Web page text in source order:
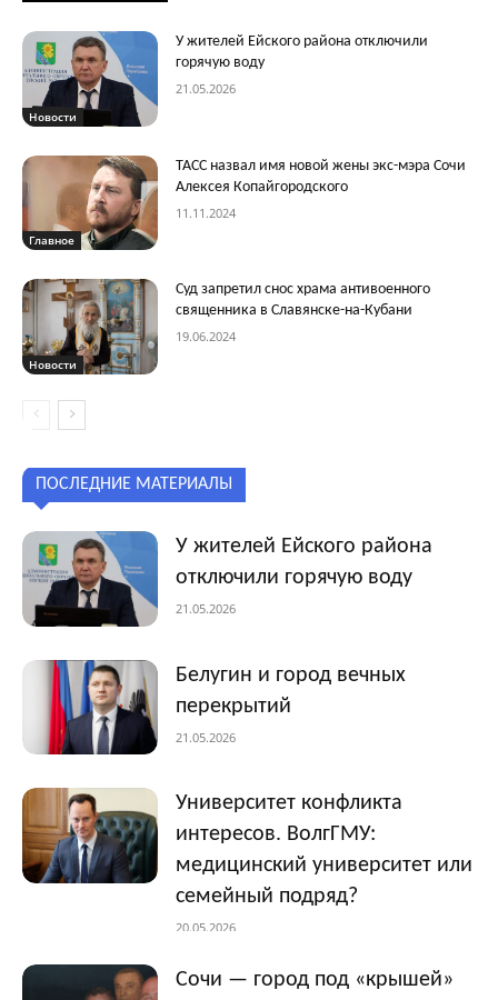
Новости
У жителей Ейского района отключили
горячую воду
21.05.2026
Главное
ТАСС назвал имя новой жены экс-мэра Сочи
Алексея Копайгородского
11.11.2024
Новости
Суд запретил снос храма антивоенного
священника в Славянске-на-Кубани
19.06.2024
ПОСЛЕДНИЕ МАТЕРИАЛЫ
У жителей Ейского района
отключили горячую воду
21.05.2026
Белугин и город вечных
перекрытий
21.05.2026
Университет конфликта
интересов. ВолгГМУ:
медицинский университет или
семейный подряд?
20.05.2026
Сочи — город под «крышей»